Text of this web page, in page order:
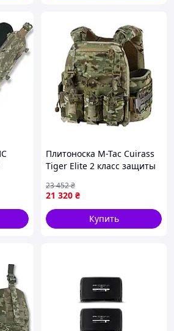
Плитоноска M-Tac Cuirass
Tiger Elite 2 класс защиты
Multicam M/L {1057-piho}
21 320 ₴
23 452₴
Купить